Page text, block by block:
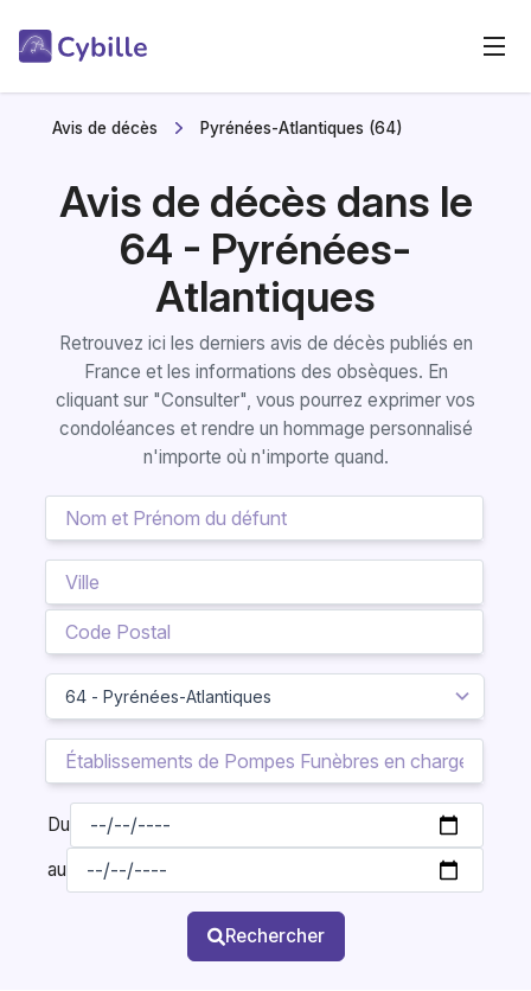
Avis de décès Pyrénées-Atlantiques (64)
Avis de décès dans le
64 - Pyrénées-
Atlantiques
Retrouvez ici les derniers avis de décès publiés en
France et les informations des obsèques. En
cliquant sur "Consulter", vous pourrez exprimer vos
condoléances et rendre un hommage personnalisé
n'importe où n'importe quand.
Du
au
Rechercher